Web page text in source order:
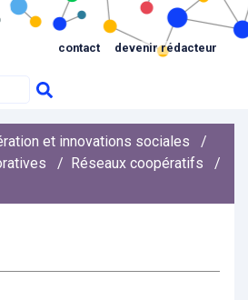
contact devenir rédacteur
et innovations sociales
/
/ Réseaux coopératifs
/